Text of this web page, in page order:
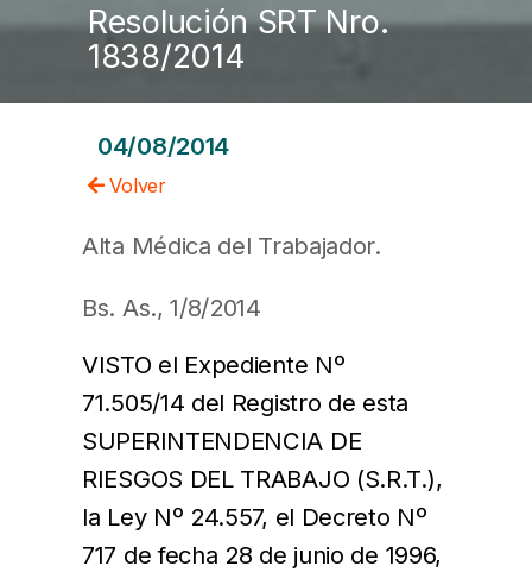
Resolución SRT Nro.
1838/2014
04/08/2014
Volver
Alta Médica del Trabajador.
Bs. As., 1/8/2014
VISTO el Expediente Nº
71.505/14 del Registro de esta
SUPERINTENDENCIA DE
RIESGOS DEL TRABAJO (S.R.T.),
la Ley Nº 24.557, el Decreto Nº
717 de fecha 28 de junio de 1996,